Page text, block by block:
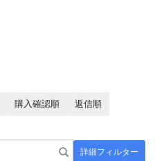
詳細フィルター
購入確認順 返信順